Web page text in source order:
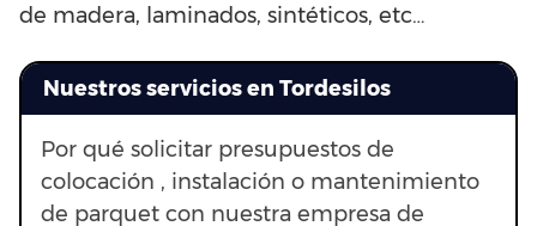
de madera, laminados, sintéticos, etc…
Nuestros servicios en Tordesilos
Por qué solicitar presupuestos de
colocación , instalación o mantenimiento
de parquet con nuestra empresa de